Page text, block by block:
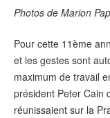
Contact
Photos de Marion
Pour cette 11ème
et les gestes sont
maximum de travail
président Peter Cain
réunissaient sur la